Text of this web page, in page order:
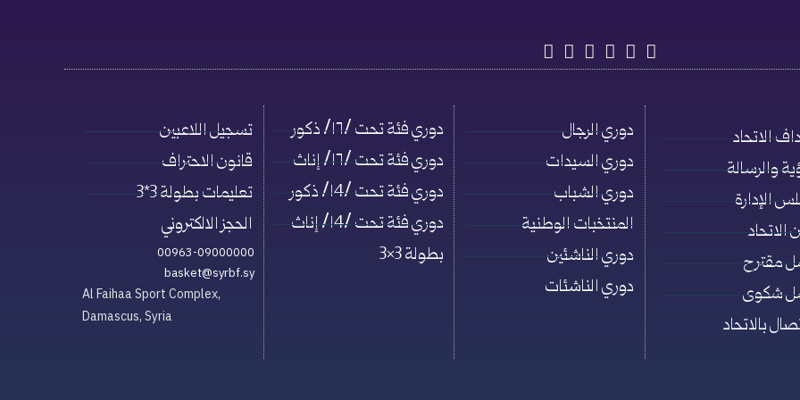
الاتحاد
والرسالة
الإدارة
الاتحاد
مقترح
شكوى
بالاتحاد
دوري الرجال
دوري السيدات
دوري الشباب
المنتخبات الوطنية
دوري الناشئين
دوري الناشئات
دوري فئة تحت /١٦/ ذكور
دوري فئة تحت /١٦/ إناث
دوري فئة تحت /١4/ ذكور
دوري فئة تحت /١4/ إناث
بطولة 3×3
تسجيل اللاعبين
قانون الاحتراف
تعليمات بطولة 3*3
الحجز الالكتروني
00963-09000000
basket@syrbf.sy
Al Faihaa Sport Complex,
Damascus, Syria